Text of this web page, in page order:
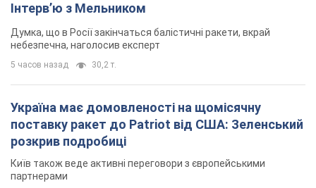
Інтерв’ю з Мельником
Думка, що в Росії закінчаться балістичні ракети, вкрай
небезпечна, наголосив експерт
5 часов назад 30,2 т.
Україна має домовленості на щомісячну
поставку ракет до Patriot від США: Зеленський
розкрив подробиці
Київ також веде активні переговори з європейськими
партнерами